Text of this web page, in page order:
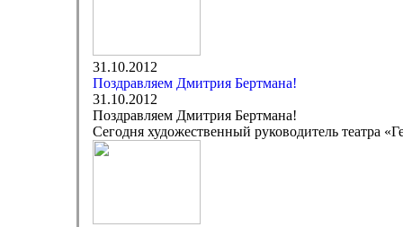
31.10.2012
Поздравляем Дмитрия Бертмана!
31.10.2012
Поздравляем Дмитрия Бертмана!
Сегодня художественный руководитель театра